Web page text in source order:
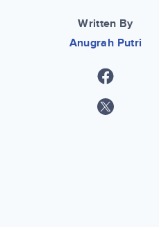
Written By
Anugrah Putri